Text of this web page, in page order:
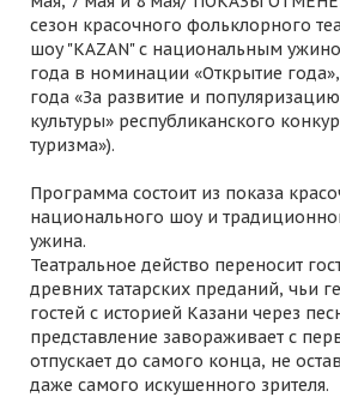
сезон красочного фольклорного
шоу "KAZAN" с национальным
года в номинации «Открытие
года «За развитие и
культуры» республиканского
туризма»).
Программа состоит из показа
национального шоу и
ужина.
Театральное действо переносит
древних татарских преданий, чьи
гостей с историей Казани через
представление завораживает с
отпускает до самого конца, не
даже самого искушенного зрителя.